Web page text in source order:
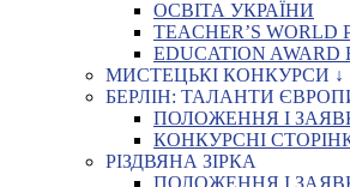
ОСВІТА УКРАЇНИ
TEACHER’S WORLD
EDUCATION AWARD
МИСТЕЦЬКІ КОНКУРСИ ↓
БЕРЛІН: ТАЛАНТИ
ПОЛОЖЕННЯ І
КОНКУРСНІ
РІЗДВЯНА ЗІРКА
ПОЛОЖЕННЯ І